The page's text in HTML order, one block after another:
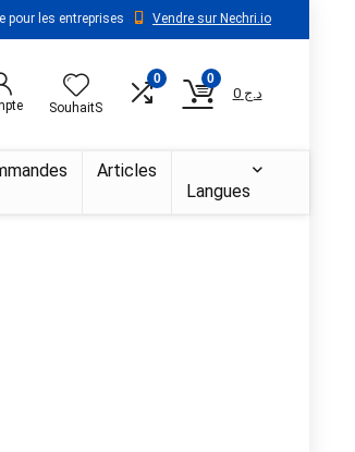
pour les entreprises Vendre sur Nechri.io
SouhaitS
0 0
د.ج 0
Articles
Langues